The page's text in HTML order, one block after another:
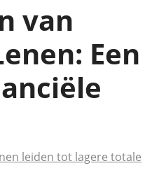
van
Een
leiden tot lagere totale